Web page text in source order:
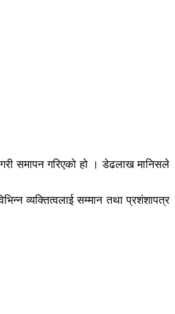
गरी समापन गरिएको हो । डेढलाख मानिसले
व्यक्तित्वलाई सम्मान तथा प्रशंशापत्र